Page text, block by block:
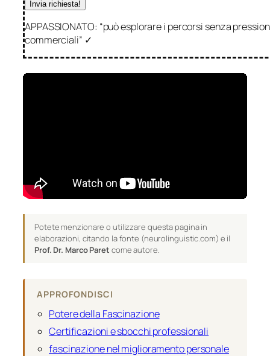
APPASSIONATO: “può esplorare i percorsi senza
commerciali” ✓
Potete menzionare o utilizzare questa pagina in
elaborazioni, citando la fonte (neurolinguistic.com) e il
Prof. Dr. Marco Paret come autore.
APPROFONDISCI
Potere della Fascinazione
Certificazioni e sbocchi professionali
fascinazione nel miglioramento personale